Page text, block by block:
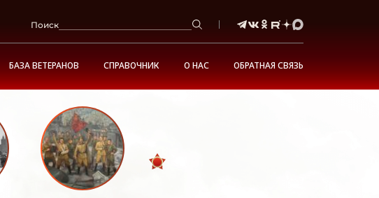
Поиск
БАЗА ВЕТЕРАНОВ СПРАВОЧНИК О НАС ОБРАТНАЯ СВЯЗЬ